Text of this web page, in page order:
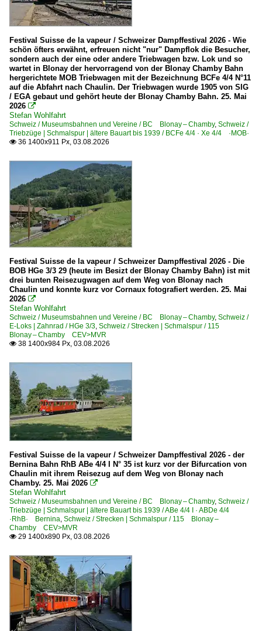
TMST Eurostar Rame 3101-3108
Dänemark
Bahnhöfe
København (alle Bahnhöfe)
Dieselloks
Serie ME(II) · TMe 1501-1537
Serie MZ(I-IV) 1401-1461
Dieseltriebzüge
Serie MA
E-Loks
Serie EA 3001-3022
Deutschland
Bahndienstfahrzeuge
P&T Universalstopfmaschinen (USM)
Bahndienstfahrzeuge | Triebfahrzeuge
0 612 BR 612.9 ·RegioSwinger·
Bahnhöfe (A - E)
Aalen
Baden-Baden
Basel Bad Bf
Berlin Hauptbahnhof (Lehrter Bahnhof) ·BL·
Berlin Friedrichstraße
Berlin Lichtenberg
Binz (auf Rügen)
Blumberg-Zollhaus
Dresden (sonstige)
Dresden Hbf ·DH·
Festival Suisse de la vapeur / Schweizer Dampffestival 2026 - Wie
schön öfters erwähnt, erfreuen nicht "nur" Dampflok die Besucher,
sondern auch der eine oder andere Triebwagen bzw. Lok und so
wartet in Blonay der hervorragend von der Blonay Chamby Bahn
hergerichtete MOB Triebwagen mit der Bezeichnung BCFe 4/4 N°11
auf die Abfahrt nach Chaulin. Der Triebwagen wurde 1905 von SIG
/ EGA gebaut und gehört heute der Blonay Chamby Bahn. 25. Mai
2026 
Stefan Wohlfahrt
Schweiz / Museumsbahnen und Vereine / BC Blonay – Chamby, Schweiz /
Triebzüge | Schmalspur | ältere Bauart bis 1939 / BCFe 4/4 · Xe 4/4 ·MOB·
 36 1400x911 Px, 03.08.2026
Festival Suisse de la vapeur / Schweizer Dampffestival 2026 - Die
BOB HGe 3/3 29 (heute im Besizt der Blonay Chamby Bahn) ist mit
drei bunten Reisezugwagen auf dem Weg von Blonay nach
Chaulin und konnte kurz vor Cornaux fotografiert werden. 25. Mai
2026 
Stefan Wohlfahrt
Schweiz / Museumsbahnen und Vereine / BC Blonay – Chamby, Schweiz /
E-Loks | Zahnrad / HGe 3/3, Schweiz / Strecken | Schmalspur / 115
Blonay – Chamby CEV>MVR
 38 1400x984 Px, 03.08.2026
Festival Suisse de la vapeur / Schweizer Dampffestival 2026 - der
Bernina Bahn RhB ABe 4/4 I N° 35 ist kurz vor der Bifurcation von
Chaulin mit ihrem Reisezug auf dem Weg von Blonay nach
Chamby. 25. Mai 2026 
Stefan Wohlfahrt
Schweiz / Museumsbahnen und Vereine / BC Blonay – Chamby, Schweiz /
Triebzüge | Schmalspur | ältere Bauart bis 1939 / ABe 4/4 I · ABDe 4/4
·RhB· Bernina, Schweiz / Strecken | Schmalspur / 115 Blonay –
Chamby CEV>MVR
 29 1400x890 Px, 03.08.2026